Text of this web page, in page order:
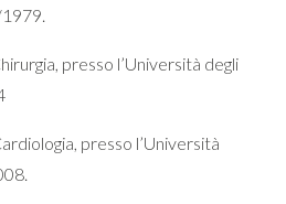
presso l’Università degli
presso l’Università